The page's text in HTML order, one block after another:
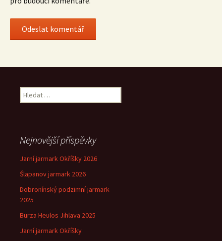
Vyhledávání
Nejnovější příspěvky
Jarní jarmark Okříšky 2026
Šlapanov jarmark 2026
Dobronínský podzimní jarmark
2025
Burza Heulos Jihlava 2025
Jarní jarmark Okříšky